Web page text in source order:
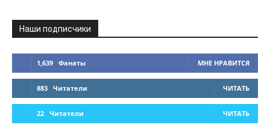
Наши подписчики
1,639 Фанаты МНЕ НРАВИТСЯ
883 Читатели ЧИТАТЬ
22 Читатели ЧИТАТЬ